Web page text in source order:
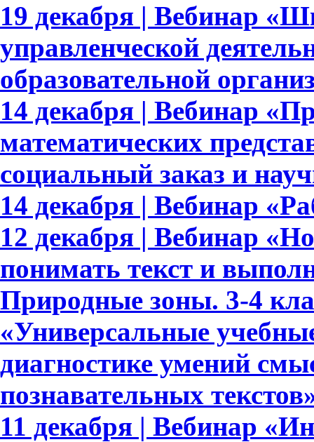
19 декабря | Вебинар
управленческой
образовательной
14 декабря | Вебинар
математических
социальный заказ и
14 декабря | Вебинар
12 декабря | Вебинар
понимать текст и
Природные зоны. 3-4
«Универсальные
диагностике умений
познавательных
11 декабря | Вебинар